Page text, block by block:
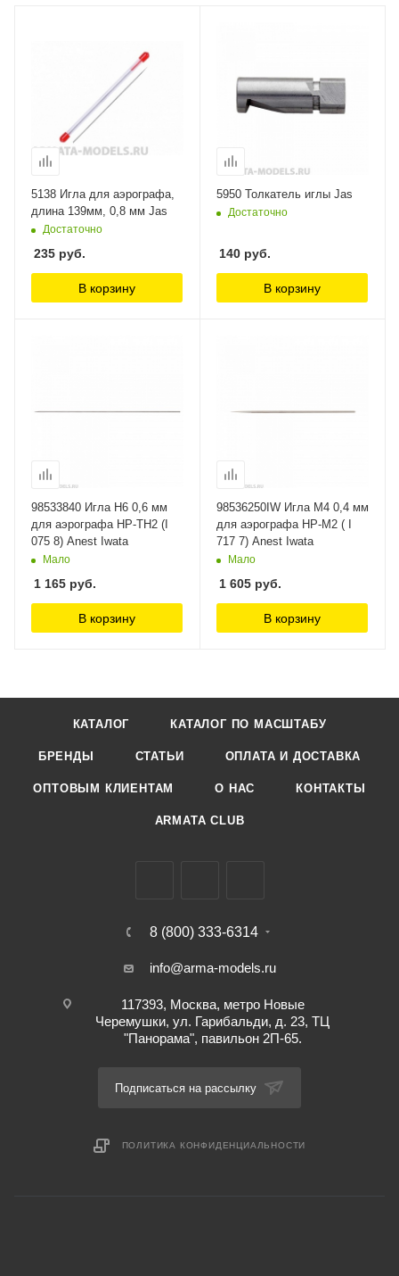
5138 Игла для аэрографа,
длина 139мм, 0,8 мм Jas
Достаточно
235 руб.
В корзину
5950 Толкатель иглы Jas
Достаточно
140 руб.
В корзину
98533840 Игла H6 0,6 мм
для аэрографа HP-TH2 (I
075 8) Anest Iwata
Мало
1 165 руб.
В корзину
98536250IW Игла M4 0,4 мм
для аэрографа HP-M2 ( I
717 7) Anest Iwata
Мало
1 605 руб.
В корзину
КАТАЛОГ КАТАЛОГ ПО МАСШТАБУ
БРЕНДЫ СТАТЬИ ОПЛАТА И ДОСТАВКА
ОПТОВЫМ КЛИЕНТАМ О НАС КОНТАКТЫ
ARMATA CLUB
8 (800) 333-6314
info@arma-models.ru
117393, Москва, метро Новые
Черемушки, ул. Гарибальди, д. 23, ТЦ
"Панорама", павильон 2П-65.
Подписаться на рассылку
ПОЛИТИКА КОНФИДЕНЦИАЛЬНОСТИ